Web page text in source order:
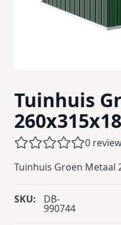
Tuinhuis
0
Tuinhuis Groen Metaal
SKU: DB-
990744